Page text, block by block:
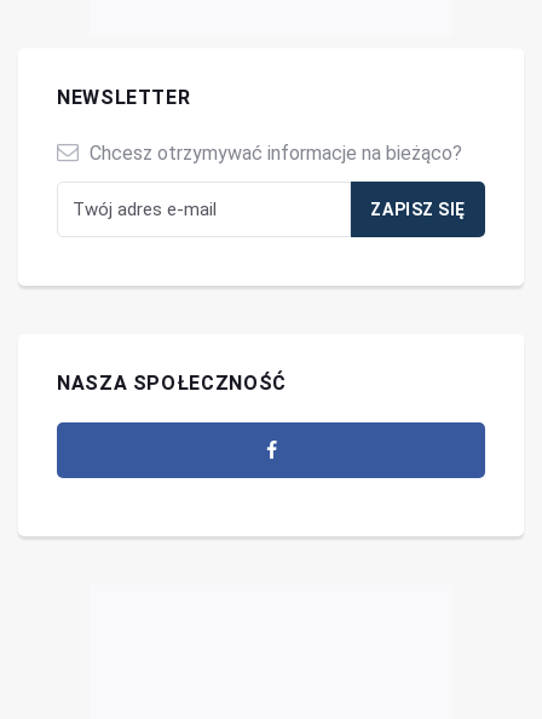
NEWSLETTER
Chcesz otrzymywać informacje na bieżąco?
NASZA SPOŁECZNOŚĆ